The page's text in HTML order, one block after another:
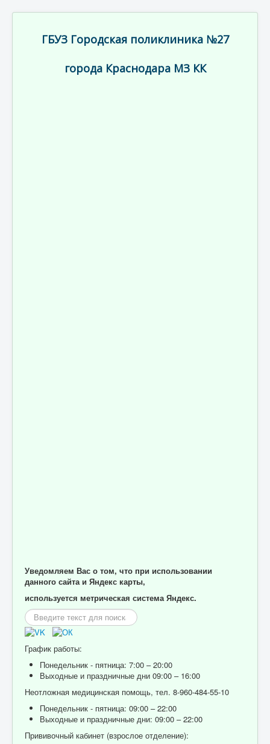
ГБУЗ Городская поликлиника №27
города Краснодара МЗ КК
Уведомляем Вас о том, что при использовании
данного сайта и Яндекс карты,
используется метрическая система Яндекс.
Искать...
График работы:
Понедельник - пятница: 7:00 – 20:00
Выходные и праздничные дни 09:00 – 16:00
Неотложная медицинская помощь, тел. 8-960-484-55-10
Понедельник - пятница: 09:00 – 22:00
Выходные и праздничные дни: 09:00 – 22:00
Прививочный кабинет (взрослое отделение):